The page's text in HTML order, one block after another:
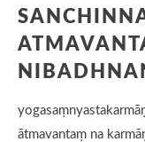
ātmavantaṃ na